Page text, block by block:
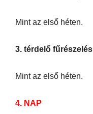
Mint az első héten.
3. térdelő fűrészelés
Mint az első héten.
4. NAP